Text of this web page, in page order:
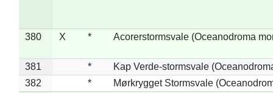
380 X * Acorerstormsvale (Oceanodroma
381 *
Kap Verde-stormsvale
382
*
Mørkrygget Stormsvale